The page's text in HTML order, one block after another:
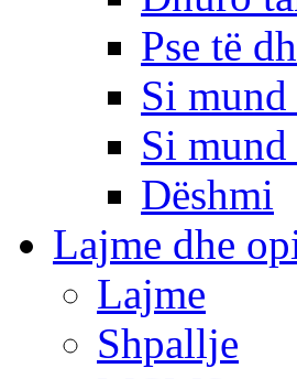
Pse të
Si
Si
Dëshmi
Lajme dhe
Lajme
Shpallje